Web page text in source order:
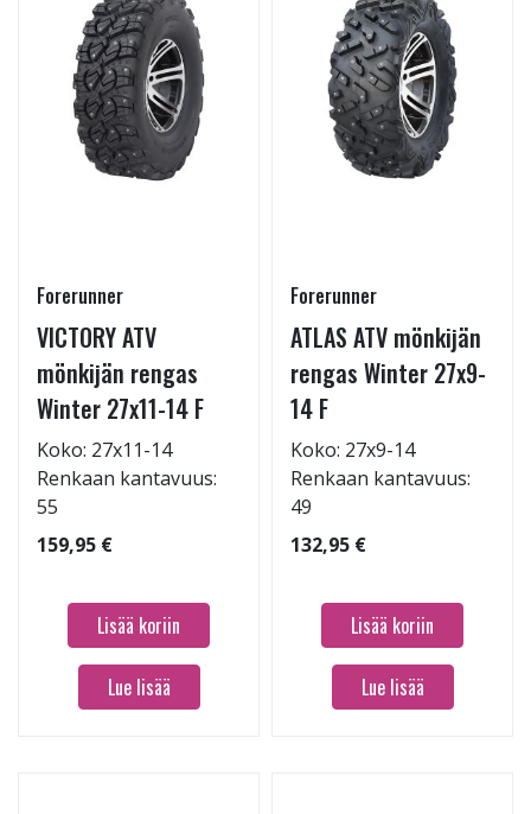
Forerunner
VICTORY ATV
mönkijän rengas
Winter 27x11-14 F
Koko: 27x11-14
Renkaan kantavuus:
55
159,95 €
Lisää koriin
Lue lisää
Forerunner
ATLAS ATV mönkijän
rengas Winter 27x9-
14 F
Koko: 27x9-14
Renkaan kantavuus:
49
132,95 €
Lisää koriin
Lue lisää